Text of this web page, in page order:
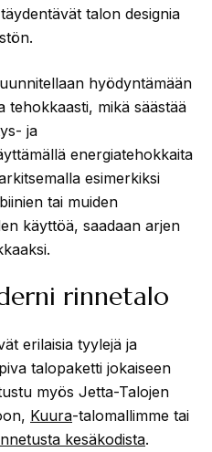
talon designia
hyödyntämään
mikä säästää
ja
energiatehokkaita
esimerkiksi
tai muiden
käyttöä, saadaan arjen
rinnetalo
erilaisia tyylejä ja
talopaketti jokaiseen
myös Jetta-Talojen
Kuura-talomallimme tai
kesäkodista.